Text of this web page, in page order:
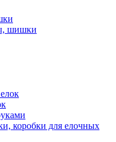
шишки
коробки для елочных